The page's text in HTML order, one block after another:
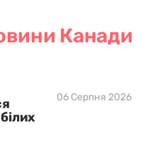
Канади
06 Серпня 2026